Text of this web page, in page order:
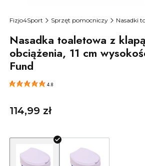
Fizjo4Sport Sprzęt pomocniczy Nasadki
Nasadka toaletowa z
obciążenia, 11 cm
Fund
4.8
Cena
114,99 zł